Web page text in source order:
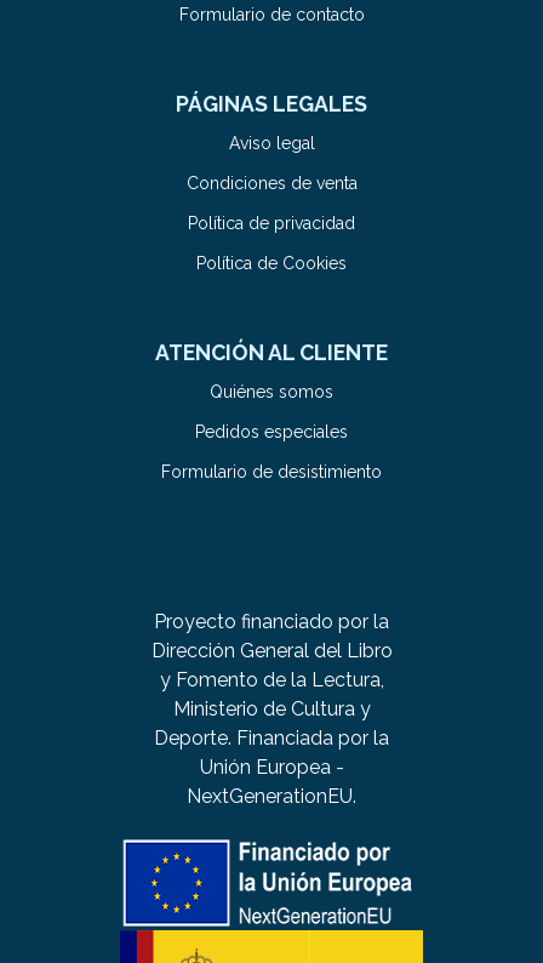
Formulario de contacto
PÁGINAS LEGALES
Aviso legal
Condiciones de venta
Política de privacidad
Política de Cookies
ATENCIÓN AL CLIENTE
Quiénes somos
Pedidos especiales
Formulario de desistimiento
Proyecto financiado por la
Dirección General del Libro
y Fomento de la Lectura,
Ministerio de Cultura y
Deporte. Financiada por la
Unión Europea -
NextGenerationEU.